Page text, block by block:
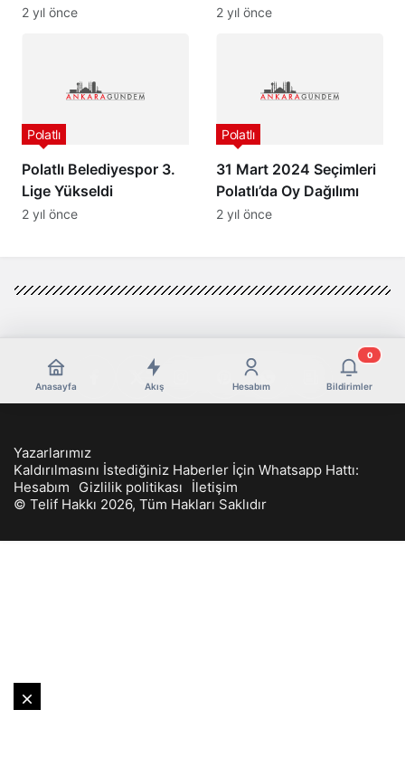
Kurtarılamadı…
2 yıl önce 2 yıl önce
Polatlı Belediyespor 3.
Lige Yükseldi
Polatlı
2 yıl önce
31 Mart 2024 Seçimleri
Polatlı’da Oy Dağılımı
Polatlı
2 yıl önce
Anasayfa Akış Hesabım Bildirimler
0
Yazarlarımız
Kaldırılmasını İstediğiniz Haberler İçin Whatsapp Hattı:
Hesabım
Gizlilik politikası
İletişim
© Telif Hakkı 2026, Tüm Hakları Saklıdır